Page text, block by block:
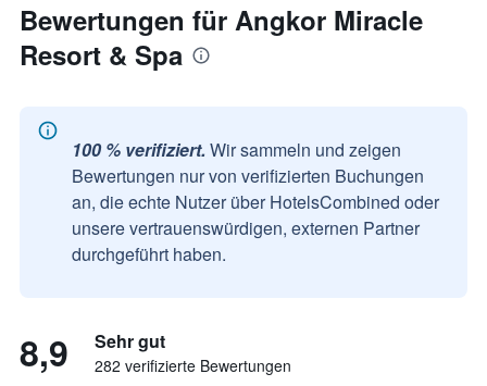
Bewertungen für Angkor Miracle
Resort & Spa
100 % verifiziert. Wir sammeln und zeigen
Bewertungen nur von verifizierten Buchungen
an, die echte Nutzer über HotelsCombined oder
unsere vertrauenswürdigen, externen Partner
durchgeführt haben.
8,9 Sehr gut
282 verifizierte Bewertungen